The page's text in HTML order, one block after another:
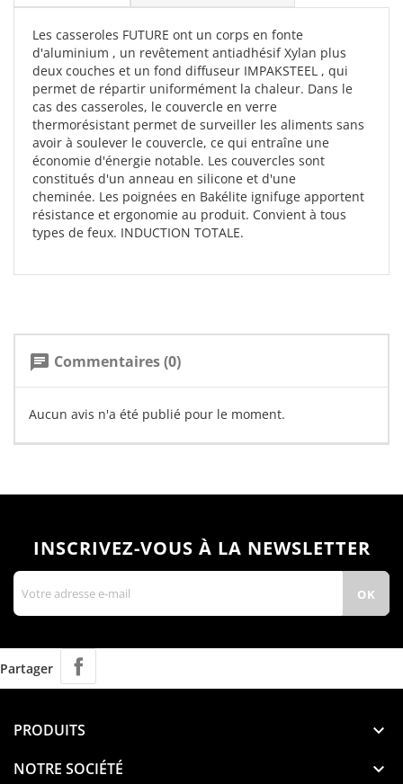
Les casseroles FUTURE ont un corps en fonte
d'aluminium , un revêtement antiadhésif Xylan plus
deux couches et un fond diffuseur IMPAKSTEEL , qui
permet de répartir uniformément la chaleur. Dans le
cas des casseroles, le couvercle en verre
thermorésistant permet de surveiller les aliments sans
avoir à soulever le couvercle, ce qui entraîne une
économie d'énergie notable. Les couvercles sont
constitués d'un anneau en silicone et d'une
cheminée. Les poignées en Bakélite ignifuge apportent
résistance et ergonomie au produit. Convient à tous
types de feux. INDUCTION TOTALE.
chat Commentaires (0)
Aucun avis n'a été publié pour le moment.
INSCRIVEZ-VOUS À LA NEWSLETTER
Partager
PRODUITS 
NOTRE SOCIÉTÉ 